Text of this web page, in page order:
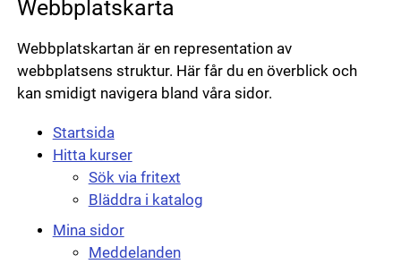
Webbplatskarta
Webbplatskartan är en representation av
webbplatsens struktur. Här får du en överblick och
kan smidigt navigera bland våra sidor.
Startsida
Hitta kurser
Sök via fritext
Bläddra i katalog
Mina sidor
Meddelanden